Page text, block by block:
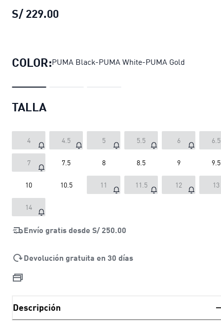
S/ 229.00
COLOR:PUMA Black-PUMA White-PUMA Gold
TALLA
4 4.5 5 5.5 6 6.5
7 7.5 8 8.5 9 9.5
10 10.5 11 11.5 12 13
14
Envío gratis desde S/ 250.00
Devolución gratuita en 30 días
Descripción